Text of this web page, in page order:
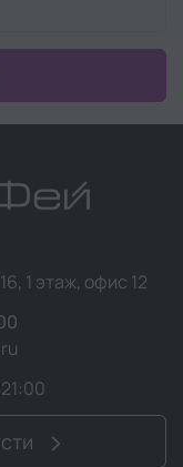
1 этаж, офис 12